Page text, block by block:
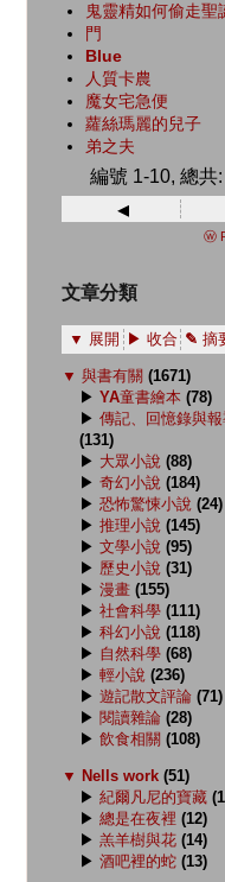
鬼靈精如何偷走聖
門
Blue
人質卡農
魔女宅急便
蘿絲瑪麗的兒子
弟之夫
編號 1-10, 總共
◂
ⓦ
文章分類
▼ 展開 ▶ 收合 ✎ 摘
▼ 與書有關 (1671)
▶ YA童書繪本 (78)
▶ 傳記、回憶錄與
(131)
▶ 大眾小說 (88)
▶ 奇幻小說 (184)
▶ 恐怖驚悚小說 (24)
▶ 推理小說 (145)
▶ 文學小說 (95)
▶ 歷史小說 (31)
▶ 漫畫 (155)
▶ 社會科學 (111)
▶ 科幻小說 (118)
▶ 自然科學 (68)
▶ 輕小說 (236)
▶ 遊記散文評論 (71)
▶ 閱讀雜論 (28)
▶ 飲食相關 (108)
▼ Nells work (51)
▶ 紀爾凡尼的寶藏
▶ 總是在夜裡 (12)
▶ 羔羊樹與花 (14)
▶ 酒吧裡的蛇 (13)